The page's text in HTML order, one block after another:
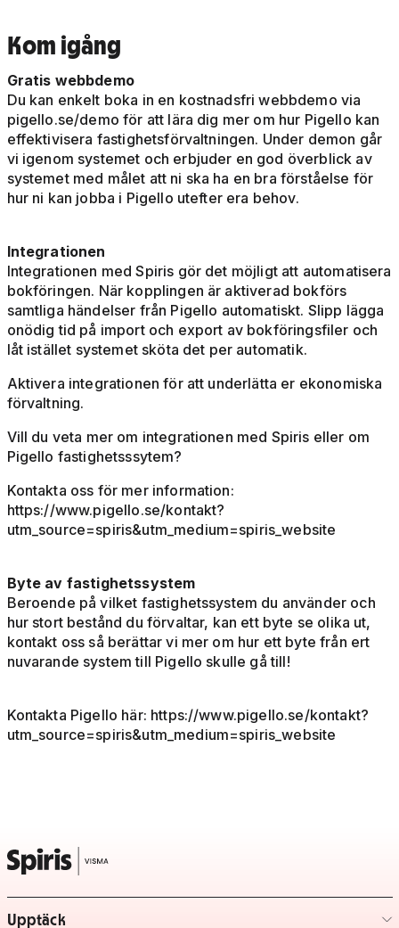
Kom igång
Gratis webbdemo
Du kan enkelt boka in en kostnadsfri webbdemo via
pigello.se/demo för att lära dig mer om hur Pigello kan
effektivisera fastighetsförvaltningen. Under demon går
vi igenom systemet och erbjuder en god överblick av
systemet med målet att ni ska ha en bra förståelse för
hur ni kan jobba i Pigello utefter era behov.
Integrationen
Integrationen med Spiris gör det möjligt att automatisera
bokföringen. När kopplingen är aktiverad bokförs
samtliga händelser från Pigello automatiskt. Slipp lägga
onödig tid på import och export av bokföringsfiler och
låt istället systemet sköta det per automatik.
Aktivera integrationen för att underlätta er ekonomiska
förvaltning.
Vill du veta mer om integrationen med Spiris eller om
Pigello fastighetsssytem?
Kontakta oss för mer information:
https://www.pigello.se/kontakt?
utm_source=spiris&utm_medium=spiris_website
Byte av fastighetssystem
Beroende på vilket fastighetssystem du använder och
hur stort bestånd du förvaltar, kan ett byte se olika ut,
kontakt oss så berättar vi mer om hur ett byte från ert
nuvarande system till Pigello skulle gå till!
Kontakta Pigello här: https://www.pigello.se/kontakt?
utm_source=spiris&utm_medium=spiris_website
Upptäck